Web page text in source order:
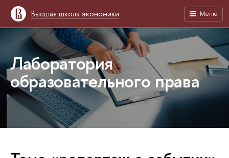
Высшая школа экономики Меню
Лаборатория
образовательного права